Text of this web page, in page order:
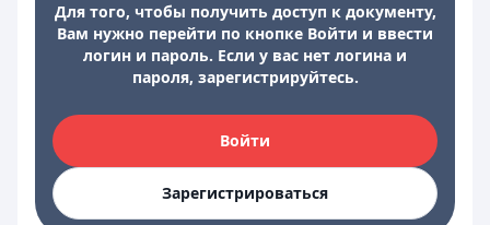
Для того, чтобы получить доступ к документу,
Вам нужно перейти по кнопке Войти и ввести
логин и пароль. Если у вас нет логина и
пароля, зарегистрируйтесь.
Войти
Зарегистрироваться